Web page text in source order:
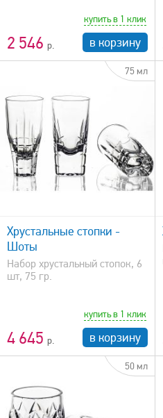
2 546
купить в 1 клик
в корзину
75 мл
Хрустальные стопки -
Шоты
Набор хрустальный стопок, 6
шт, 75 гр.
4 645
купить в 1 клик
в корзину
50 мл